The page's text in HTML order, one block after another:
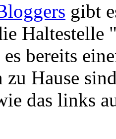
gibt
bereits
zu Hause
das links